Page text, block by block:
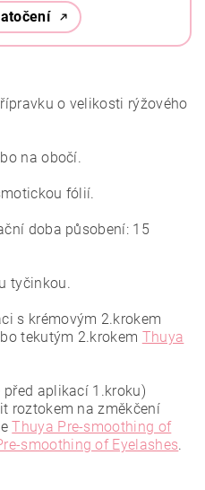
o velikosti rýžového
na obočí.
fólií.
doba působení: 15
tyčinkou.
s krémovým 2.krokem
tekutým 2.krokem Thuya
aplikací 1.kroku)
roztokem na změkčení
Thuya Pre-smoothing of
smoothing of Eyelashes.